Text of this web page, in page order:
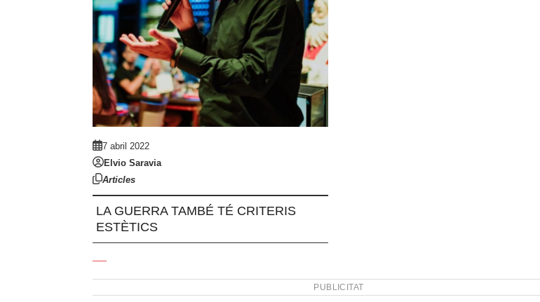
7 abril 2022
Elvio Saravia
Articles
LA GUERRA TAMBÉ TÉ CRITERIS
ESTÈTICS
PUBLICITAT